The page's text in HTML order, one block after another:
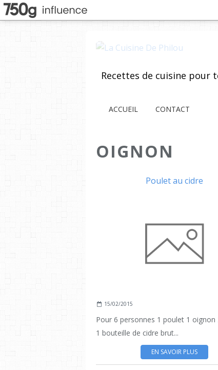
ACCUEIL CONTACT
OIGNON
Poulet au cidre
15/02/2015
Pour 6 personnes 1 poulet 1 oignon
1 bouteille de cidre brut...
EN SAVOIR PLUS